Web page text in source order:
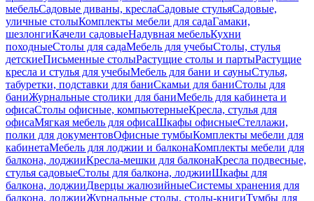
мебельСадовые диваны, креслаСадовые стульяСадовые,
уличные столыКомплекты мебели для садаГамаки,
шезлонгиКачели садовыеНадувная мебельКухни
походныеСтолы для садаМебель для учебыСтолы, стулья
детскиеПисьменные столыРастущие столы и партыРастущие
кресла и стулья для учебыМебель для бани и сауныСтулья,
табуретки, подставки для баниСкамьи для баниСтолы для
баниЖурнальные столики для баниМебель для кабинета и
офисаСтолы офисные, компьютерныеКресла, стулья для
офисаМягкая мебель для офисаШкафы офисныеСтеллажи,
полки для документовОфисные тумбыКомплекты мебели для
кабинетаМебель для лоджии и балконаКомплекты мебели для
балкона, лоджииКресла-мешки для балконаКресла подвесные,
стулья садовыеСтолы для балкона, лоджииШкафы для
балкона, лоджииДверцы жалюзийныеСистемы хранения для
балкона, лоджииЖурнальные столы, столы-книгиТумбы для